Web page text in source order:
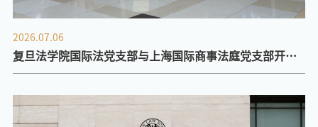
2026.07.06
复旦法学院国际法党支部与上海国际商事法庭党支部开展
共建交流 聚焦国际商事纠纷解决与涉外法治人才培养